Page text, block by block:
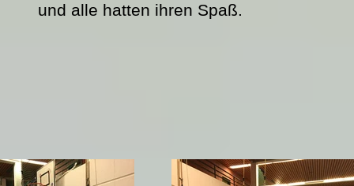
und alle hatten ihren Spaß.